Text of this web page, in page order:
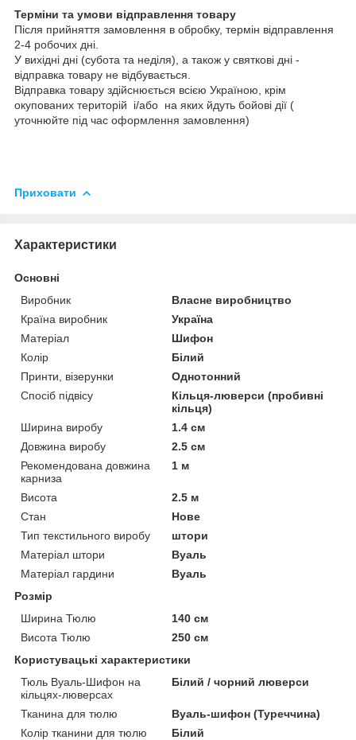
Терміни та умови відправлення товару
Після прийняття замовлення в обробку, термін відправлення
2-4 робочих дні.
У вихідні дні (субота та неділя), а також у святкові дні -
відправка товару не відбувається.
Відправка товару здійснюється всією Україною, крім
окупованих територій і/або на яких йдуть бойові дії (
уточнюйте під час оформлення замовлення)
Приховати
Характеристики
Основні
Виробник
Власне виробництво
Країна виробник
Україна
Матеріал
Шифон
Колір
Білий
Принти, візерунки
Однотонний
Спосіб підвісу
Кільця-люверси (пробивні
кільця)
Ширина виробу
1.4 см
Довжина виробу
2.5 см
Рекомендована довжина
карниза
1 м
Висота
2.5 м
Стан
Нове
Тип текстильного виробу
штори
Матеріал штори
Вуаль
Матеріал гардини
Вуаль
Розмір
Ширина Тюлю
140 см
Висота Тюлю
250 см
Користувацькі характеристики
Тюль Вуаль-Шифон на
кільцях-люверсах
Білий / чорний люверси
Тканина для тюлю
Вуаль-шифон (Туреччина)
Колір тканини для тюлю
Білий